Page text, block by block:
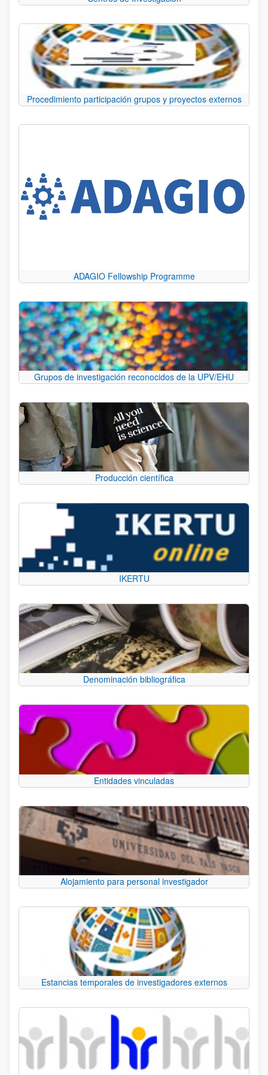
Procedimiento participación grupos y proyectos externos
ADAGIO Fellowship Programme
Grupos de investigación reconocidos de la UPV/EHU
Producción científica
IKERTU
Denominación bibliográfica
Entidades vinculadas
Alojamiento para personal investigador
Estancias temporales de investigadores externos